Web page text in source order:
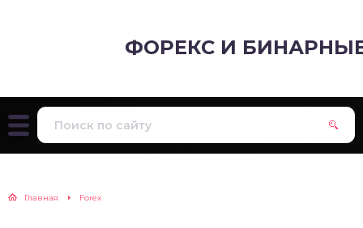
ФОРЕКС И
Главная Forex